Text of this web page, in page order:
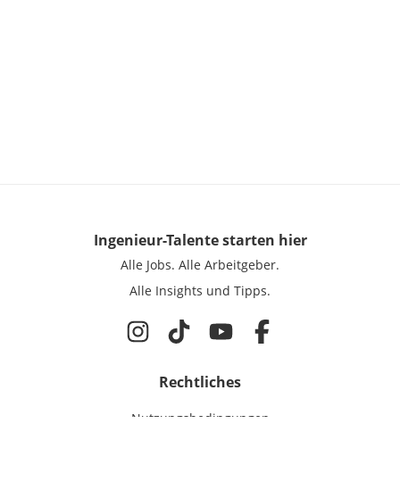
Ingenieur-Talentestarten hier
Alle Jobs. Alle Arbeitgeber.
Alle Insights und Tipps.
Rechtliches
Nutzungsbedingungen